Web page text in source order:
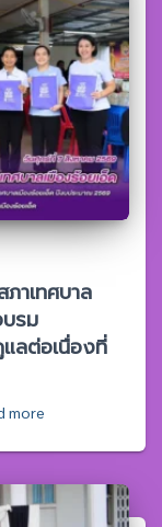
าเทศบาล
บรม
แลต่อเนื่องที่
more